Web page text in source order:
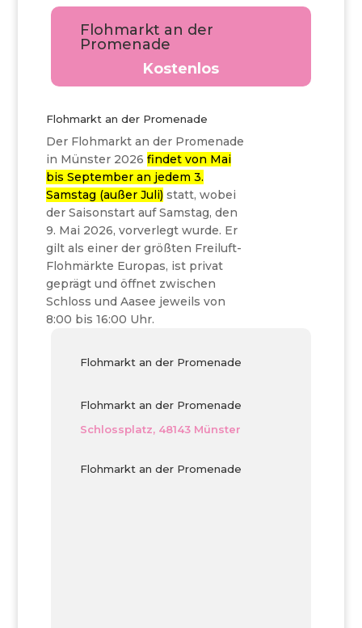
Flohmarkt an der
Promenade
Kostenlos
Flohmarkt an der Promenade
Der Flohmarkt an der Promenade
in Münster 2026findet von Mai
bis September an jedem 3.
Samstag (außer Juli) statt, wobei
der Saisonstart auf Samstag, den
9. Mai 2026, vorverlegt wurde. Er
gilt als einer der größten Freiluft-
Flohmärkte Europas, ist privat
geprägt und öffnet zwischen
Schloss und Aasee jeweils von
8:00 bis 16:00 Uhr.
Flohmarkt an der Promenade
Flohmarkt an der Promenade
Schlossplatz, 48143 Münster
Flohmarkt an der Promenade